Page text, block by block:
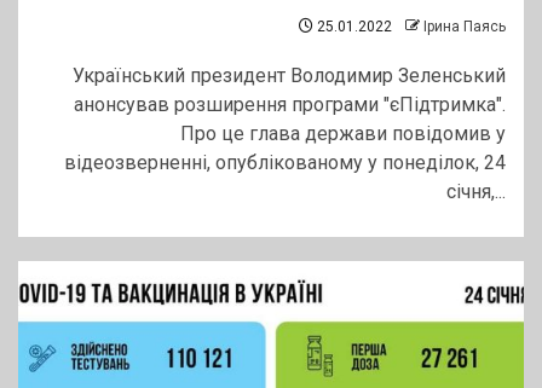
25.01.2022 Ірина Паясь
Український президент Володимир Зеленський
анонсував розширення програми "єПідтримка".
Про це глава держави повідомив у
відеозверненні, опублікованому у понеділок, 24
січня,...